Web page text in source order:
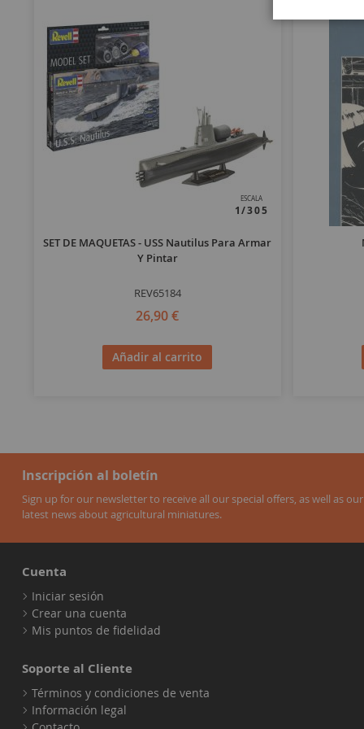
ESCALA
1/305
SET DE MAQUETAS - USS Nautilus Para Armar
Y Pintar
REV65184
26,90 €
Añadir al carrito
Inscripción al boletín
Sign up for our newsletter to receive all our special offers, as well as our
latest news about agricultural miniatures.
Cuenta
Iniciar sesión
Crear una cuenta
Mis puntos de fidelidad
Soporte al Cliente
Términos y condiciones de venta
Información legal